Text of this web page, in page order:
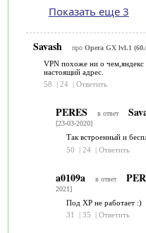
Показать еще 3
Savash про Opera GX lvl.1
VPN похоже ни о чем,яндекс
настоящий адрес.
58
24 Ответить
PERES в ответ
[23-03-2020]
Так встроенный и
50
| 24 | Ответить
a0109a в ответ
2021]
Под ХР не работает :)
31
35 Ответить